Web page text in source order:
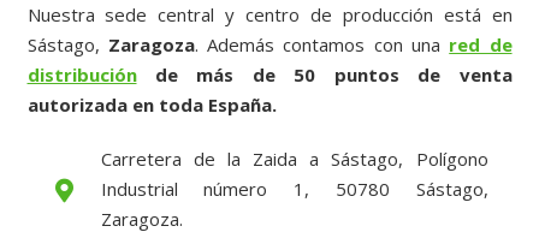
Nuestra sede central y centro de producción está en
Sástago, Zaragoza. Además contamos con una red de
distribuciónde más de 50 puntos de venta
autorizada en toda España.
Carretera de la Zaida a Sástago, Polígono
Industrial número 1, 50780 Sástago,
Zaragoza.